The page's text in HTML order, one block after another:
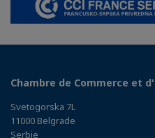
Chambre de Commerce et
Svetogorska 7L
11000 Belgrade
Serbie